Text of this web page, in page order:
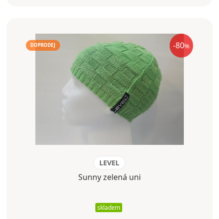
-80%
DOPRODEJ
LEVEL
Sunny zelená uni
skladem